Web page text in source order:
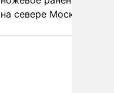
на севере Москвы